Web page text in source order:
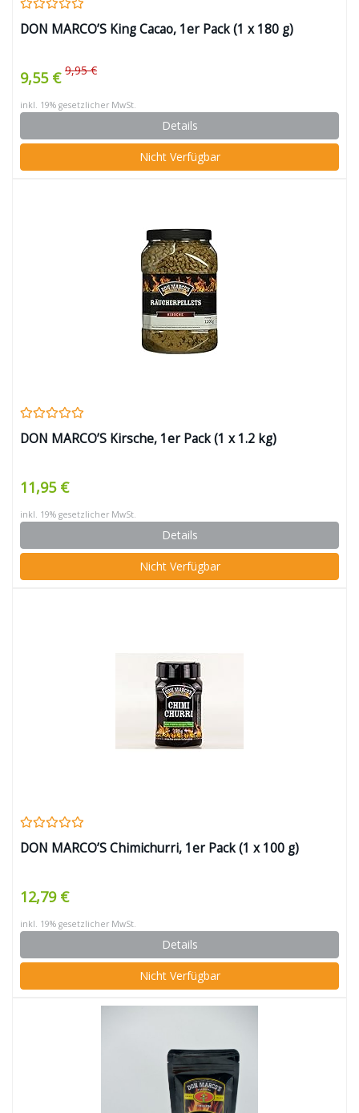
DON MARCO’S King Cacao, 1er Pack (1 x 180 g)
9,55 € 9,95 €
inkl. 19% gesetzlicher MwSt.
Details
Nicht Verfügbar
DON MARCO’S Kirsche, 1er Pack (1 x 1.2 kg)
11,95 €
inkl. 19% gesetzlicher MwSt.
Details
Nicht Verfügbar
DON MARCO’S Chimichurri, 1er Pack (1 x 100 g)
12,79 €
inkl. 19% gesetzlicher MwSt.
Details
Nicht Verfügbar